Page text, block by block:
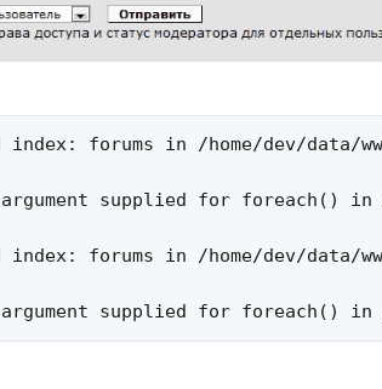
index: forums in /home/dev/data/
supplied for foreach() in /
index: forums in /home/dev/data/
supplied for foreach() in /